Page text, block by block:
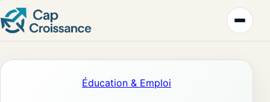
Éducation & Emploi